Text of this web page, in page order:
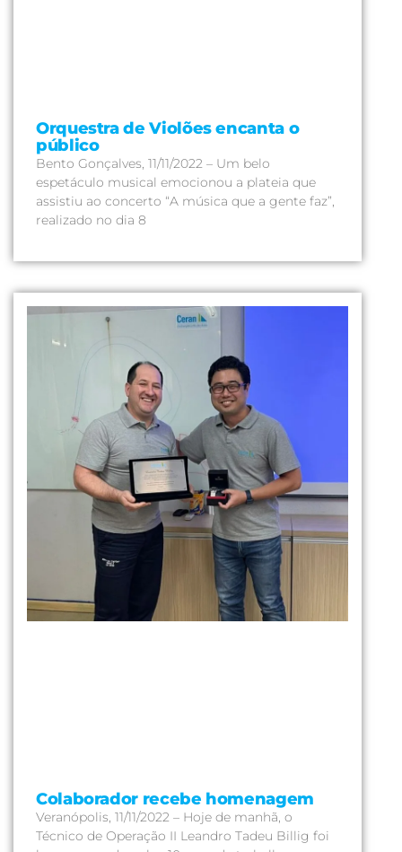
Orquestra de Violões encanta o
público
Bento Gonçalves, 11/11/2022 – Um belo
espetáculo musical emocionou a plateia que
assistiu ao concerto “A música que a gente faz”,
realizado no dia 8
Colaborador recebe homenagem
Veranópolis, 11/11/2022 – Hoje de manhã, o
Técnico de Operação II Leandro Tadeu Billig foi